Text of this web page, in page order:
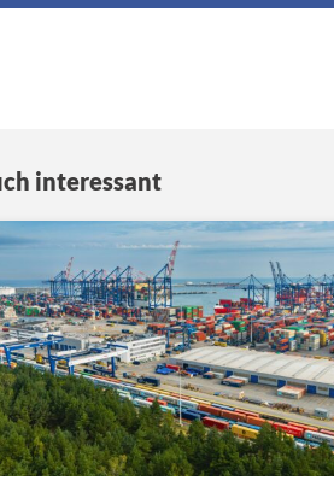
interessant